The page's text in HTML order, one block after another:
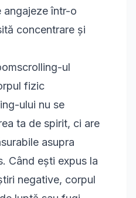
angajeze într-o
concentrare și
ul
fizic
ului nu se
ta de spirit, ci are
asupra
Când ești expus la
negative, corpul